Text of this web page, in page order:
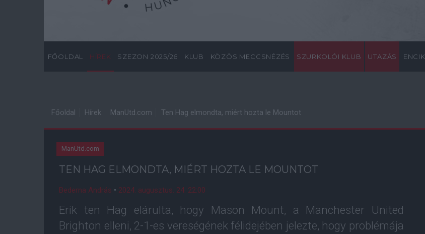
FŐOLDAL HÍREK SZEZON 2025/26 KLUB KÖZÖS MECCSNÉZÉS SZURKOLÓI KLUB UTAZÁS
Főoldal Hírek ManUtd.com Ten Hag elmondta, miért hozta le Mountot
ManUtd.com
TEN HAG ELMONDTA, MIÉRT HOZTA LE MOUNTOT
Bederna András • 2024. augusztus. 24. 22:00
Erik ten Hag elárulta, hogy Mason Mount, a Manchester United
Brighton elleni, 2-1-es vereségének félidejében jelezte, hogy problémája